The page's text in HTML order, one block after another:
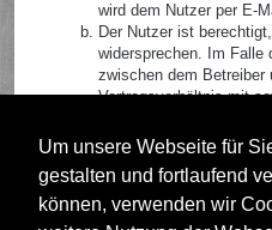
Um unsere Webseite für
gestalten und fortlaufend
können, verwenden wir
wird dem Nutzer per E-
Der Nutzer ist
widersprechen. Im Falle
zwischen dem Betreiber
Vertragsverhältnis mit
Die Änderungen gelten
wenn der Nutzer den
Informationen über den
Daten sind in der